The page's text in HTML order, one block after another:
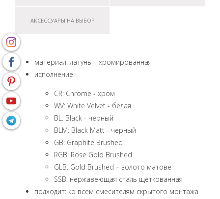
АКСЕССУАРЫ НА ВЫБОР
материал: латунь – хромированная
исполнение:
CR: Chrome - xром
WV: White Velvet - белая
BL: Black - черный
BLM: Black Matt - черный
GB: Graphite Brushed
RGB: Rose Gold Brushed
GLB: Gold Brushed – золото матове
SSB: нержавеющая сталь щеткованная
подходит: ко всем смесителям скрытого монтажа